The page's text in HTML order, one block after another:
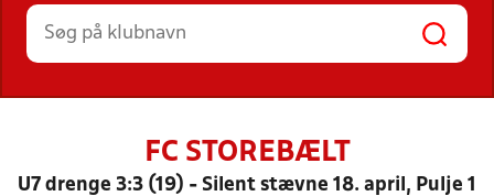
HOLD
FC STOREBÆLT
U7 drenge 3:3 (19) - Silent stævne 18. april, Pulje 1